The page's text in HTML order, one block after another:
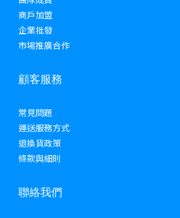
商戶加盟
企業批發
市場推廣合作
顧客服務
常見問題
運送服務方式
退換貨政策
條款與細則
聯絡我們